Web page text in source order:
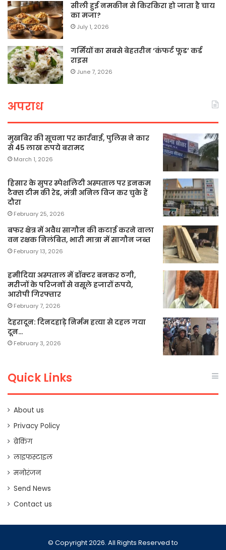
सीली हुई नमकीन से किरकिरा हो जाता है चाय
का मजा?
July 1, 2026
गर्मियों का सबसे बेहतरीन ‘कंफर्ट फूड’ कर्ड
राइस
June 7, 2026
अपराध
मुखबिर की सूचना पर कार्रवाई, पुलिस ने कार
से 45 लाख रुपये बरामद
March 1, 2026
हिसार के सुपर स्पेशलिटी अस्पताल पर इनकम
टैक्स टीम की रेड, मंत्री अनिल विज कर चुके हैं
दौरा
February 25, 2026
बफर क्षेत्र में अवैध सागौन की कटाई करने वाला
वन रक्षक निलंबित, भारी मात्रा में सागौन जब्त
February 13, 2026
हमीदिया अस्पताल में डॉक्टर बनकर ठगी,
मरीजों के परिजनों से वसूले हजारों रुपये,
आरोपी गिरफ्तार
February 7, 2026
देहरादून: दिनदहाड़े निर्मम हत्या से दहल गया
दून…
February 3, 2026
Quick Links
About us
Privacy Policy
ब्रेकिंग
लाइफस्टाइल
मनोरंजन
Send News
Contact us
© Copyright 2026. All Rights Reserved to